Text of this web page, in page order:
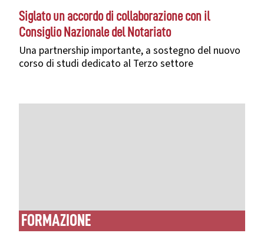
Siglato un accordo di collaborazione con il
Consiglio Nazionale del Notariato
Una partnership importante, a sostegno del nuovo
corso di studi dedicato al Terzo settore
FORMAZIONE